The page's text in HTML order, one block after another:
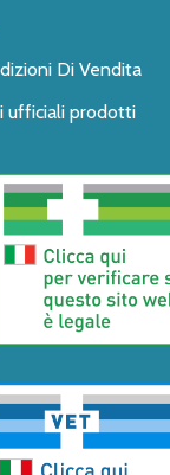
Di Vendita
ufficiali prodotti